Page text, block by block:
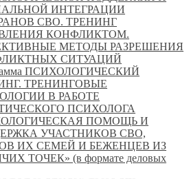
ИНТЕГРАЦИИ
СВО. ТРЕНИНГ
КОНФЛИКТОМ.
МЕТОДЫ РАЗРЕШЕНИЯ
СИТУАЦИЙ
ПСИХОЛОГИЧЕСКИЙ
ТРЕНИНГОВЫЕ
В РАБОТЕ
ПСИХОЛОГА
ПОМОЩЬ И
УЧАСТНИКОВ СВО,
ИХ СЕМЕЙ И БЕЖЕНЦЕВ ИЗ
ТОЧЕК» (в формате деловых